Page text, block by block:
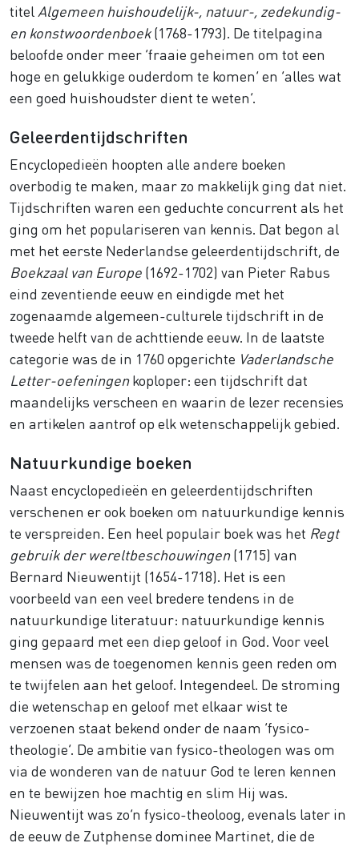
titel Algemeen huishoudelijk-, natuur-, zedekundig-
en konstwoordenboek(1768-1793). De titelpagina
beloofde onder meer ‘fraaie geheimen om tot een
hoge en gelukkige ouderdom te komen’ en ‘alles wat
een goed huishoudster dient te weten’.
Geleerdentijdschriften
Encyclopedieën hoopten alle andere boeken
overbodig te maken, maar zo makkelijk ging dat niet.
Tijdschriften waren een geduchte concurrent als het
ging om het populariseren van kennis. Dat begon al
met het eerste Nederlandse geleerdentijdschrift, de
Boekzaal van Europe (1692-1702) van Pieter Rabus
eind zeventiende eeuw en eindigde met het
zogenaamde algemeen-culturele tijdschrift in de
tweede helft van de achttiende eeuw. In de laatste
categorie was de in 1760 opgerichte Vaderlandsche
Letter-oefeningenkoploper: een tijdschrift dat
maandelijks verscheen en waarin de lezer recensies
en artikelen aantrof op elk wetenschappelijk gebied.
Natuurkundige boeken
Naast encyclopedieën en geleerdentijdschriften
verschenen er ook boeken om natuurkundige kennis
te verspreiden. Een heel populair boek was het Regt
gebruik der wereltbeschouwingen(1715) van
Bernard Nieuwentijt (1654-1718). Het is een
voorbeeld van een veel bredere tendens in de
natuurkundige literatuur: natuurkundige kennis
ging gepaard met een diep geloof in God. Voor veel
mensen was de toegenomen kennis geen reden om
te twijfelen aan het geloof. Integendeel. De stroming
die wetenschap en geloof met elkaar wist te
verzoenen staat bekend onder de naam ‘fysico-
theologie’. De ambitie van fysico-theologen was om
via de wonderen van de natuur God te leren kennen
en te bewijzen hoe machtig en slim Hij was.
Nieuwentijt was zo’n fysico-theoloog, evenals later in
de eeuw de Zutphense dominee Martinet, die de